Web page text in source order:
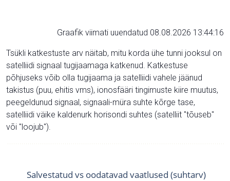
Graafik viimati uuendatud 08.08.2026 13:44:16
Tsükli katkestuste arv näitab, mitu korda ühe tunni jooksul on
satelliidi signaal tugijaamaga katkenud. Katkestuse
põhjuseks võib olla tugijaama ja satelliidi vahele jäänud
takistus (puu, ehitis vms), ionosfääri tingimuste kiire muutus,
peegeldunud signaal, signaali-müra suhte kõrge tase,
satelliidi väike kaldenurk horisondi suhtes (satelliit "tõuseb"
või "loojub").
Salvestatud vs oodatavad vaatlused (suhtarv)